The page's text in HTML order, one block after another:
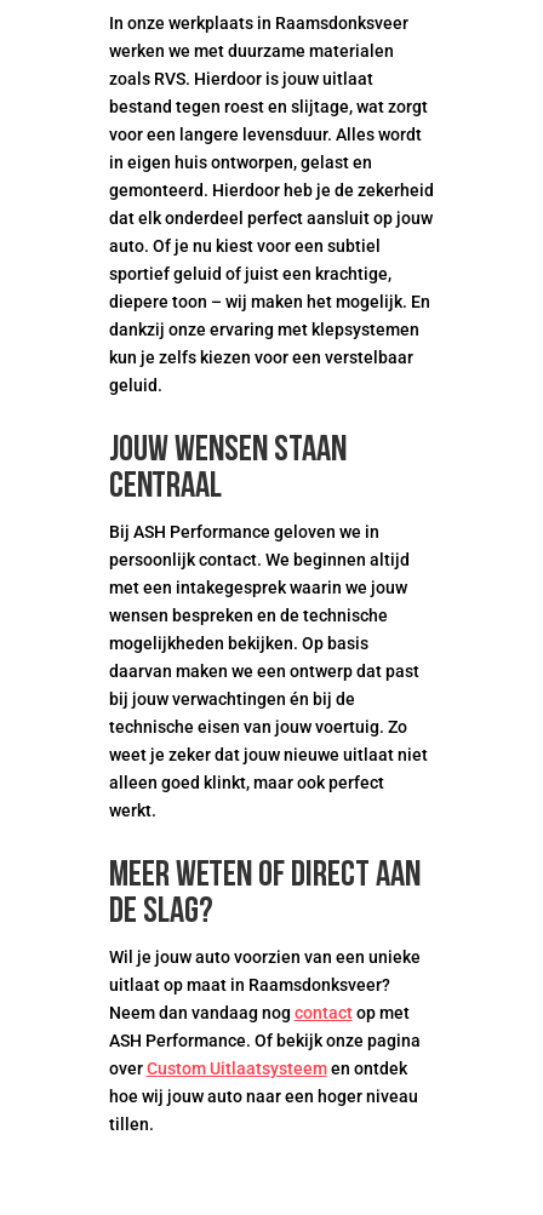
In onze werkplaats in Raamsdonksveer
werken we met duurzame materialen
zoals RVS. Hierdoor is jouw uitlaat
bestand tegen roest en slijtage, wat zorgt
voor een langere levensduur. Alles wordt
in eigen huis ontworpen, gelast en
gemonteerd. Hierdoor heb je de zekerheid
dat elk onderdeel perfect aansluit op jouw
auto. Of je nu kiest voor een subtiel
sportief geluid of juist een krachtige,
diepere toon – wij maken het mogelijk. En
dankzij onze ervaring met klepsystemen
kun je zelfs kiezen voor een verstelbaar
geluid.
Jouw wensen staan
centraal
Bij ASH Performance geloven we in
persoonlijk contact. We beginnen altijd
met een intakegesprek waarin we jouw
wensen bespreken en de technische
mogelijkheden bekijken. Op basis
daarvan maken we een ontwerp dat past
bij jouw verwachtingen én bij de
technische eisen van jouw voertuig. Zo
weet je zeker dat jouw nieuwe uitlaat niet
alleen goed klinkt, maar ook perfect
werkt.
Meer weten of direct aan
de slag?
Wil je jouw auto voorzien van een unieke
uitlaat op maat in Raamsdonksveer?
Neem dan vandaag nog contactop met
ASH Performance. Of bekijk onze pagina
overCustom Uitlaatsysteemen ontdek
hoe wij jouw auto naar een hoger niveau
tillen.